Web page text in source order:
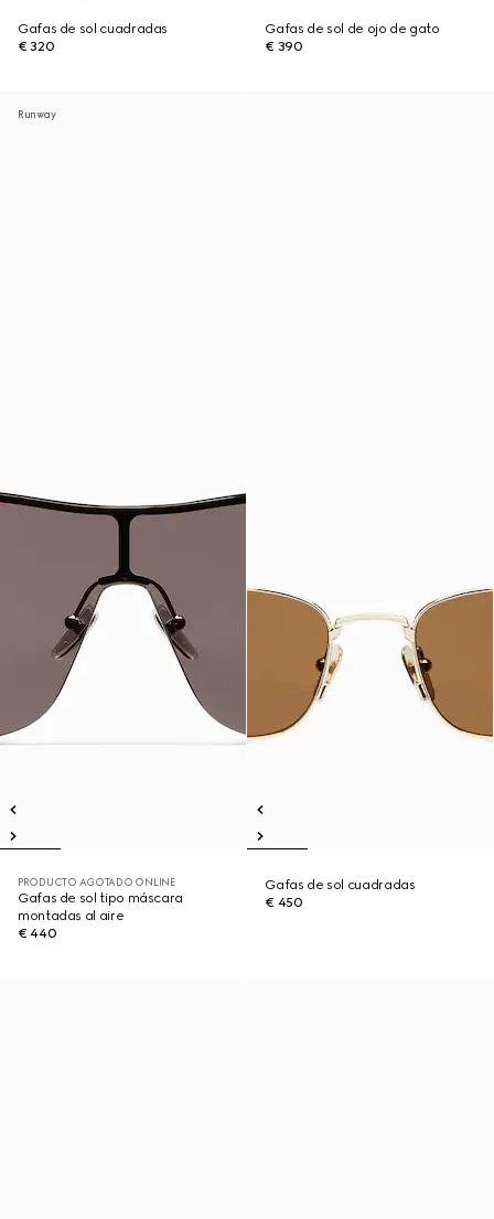
Gafas de sol cuadradas
€ 320
Gafas de sol de ojo de gato
€ 390
Runway
PRODUCTO AGOTADO ONLINE
Gafas de sol tipo máscara
montadas al aire
€ 440
Gafas de sol cuadradas
€ 450